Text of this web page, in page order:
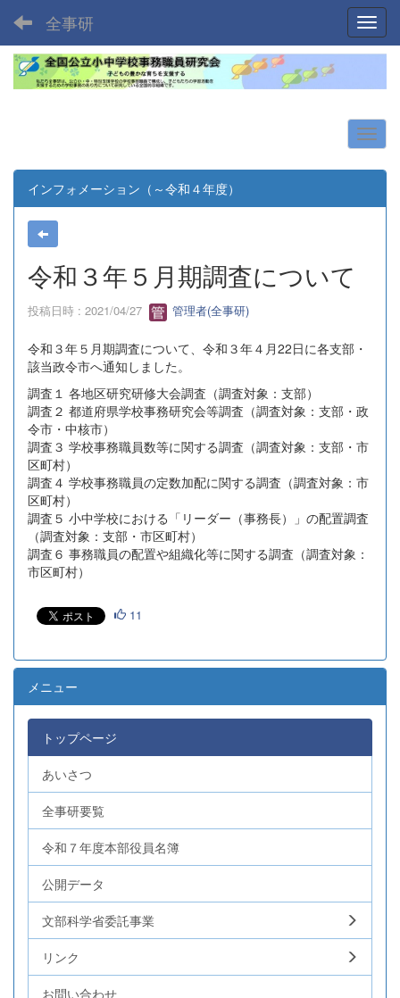
全事研
インフォメーション（～令和４年度）
令和３年５月期調査について
投稿日時 : 2021/04/27 管理者(全事研)
令和３年５月期調査について、令和３年４月22日に各支部・
該当政令市へ通知しました。
調査１ 各地区研究研修大会調査（調査対象：支部）
調査２ 都道府県学校事務研究会等調査（調査対象：支部・政
令市・中核市）
調査３ 学校事務職員数等に関する調査（調査対象：支部・市
区町村）
調査４ 学校事務職員の定数加配に関する調査（調査対象：市
区町村）
調査５ 小中学校における「リーダー（事務長）」の配置調査
（調査対象：支部・市区町村）
調査６ 事務職員の配置や組織化等に関する調査（調査対象：
市区町村）
11
メニュー
トップページ
あいさつ
全事研要覧
令和７年度本部役員名簿
公開データ
文部科学省委託事業
リンク
お問い合わせ